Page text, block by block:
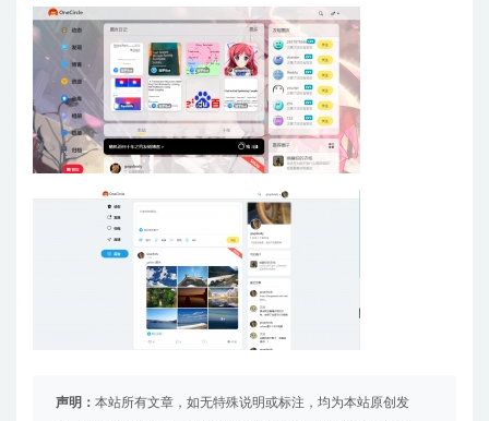
声明： 本站所有文章，如无特殊说明或标注，均为本站原创发